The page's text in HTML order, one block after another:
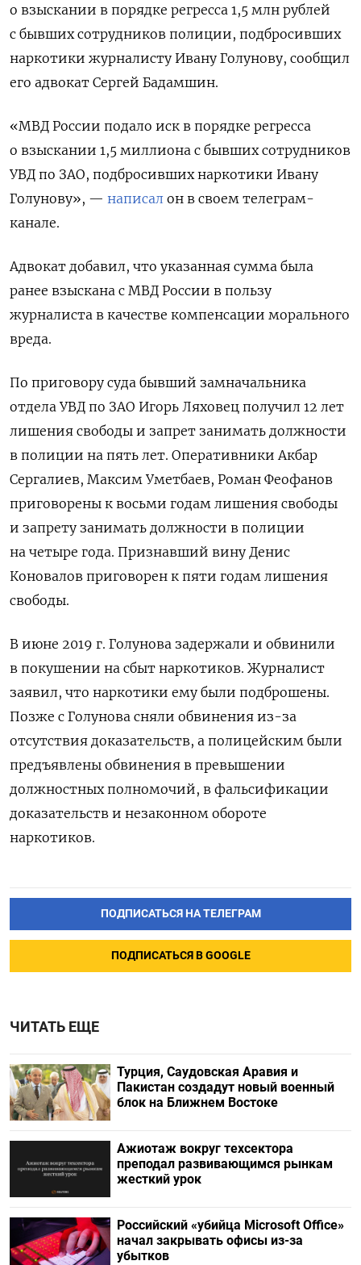
о взыскании в порядке регресса 1,5 млн рублей
с бывших сотрудников полиции, подбросивших
наркотики журналисту Ивану Голунову, сообщил
его адвокат Сергей Бадамшин.
«МВД России подало иск в порядке регресса
о взыскании 1,5 миллиона с бывших сотрудников
УВД по ЗАО, подбросивших наркотики Ивану
Голунову», — написал он в своем телеграм-
канале.
Адвокат добавил, что указанная сумма была
ранее взыскана с МВД России в пользу
журналиста в качестве компенсации морального
вреда.
По приговору суда бывший замначальника
отдела УВД по ЗАО Игорь Ляховец получил 12 лет
лишения свободы и запрет занимать должности
в полиции на пять лет. Оперативники Акбар
Сергалиев, Максим Уметбаев, Роман Феофанов
приговорены к восьми годам лишения свободы
и запрету занимать должности в полиции
на четыре года. Признавший вину Денис
Коновалов приговорен к пяти годам лишения
свободы.
В июне 2019 г. Голунова задержали и обвинили
в покушении на сбыт наркотиков. Журналист
заявил, что наркотики ему были подброшены.
Позже с Голунова сняли обвинения из-за
отсутствия доказательств, а полицейским были
предъявлены обвинения в превышении
должностных полномочий, в фальсификации
доказательств и незаконном обороте
наркотиков.
ПОДПИСАТЬСЯ НА ТЕЛЕГРАМ
ПОДПИСАТЬСЯ В GOOGLE
ЧИТАТЬ ЕЩЕ
Турция, Саудовская Аравия и
Пакистан создадут новый военный
блок на Ближнем Востоке
Ажиотаж вокруг техсектора
преподал развивающимся рынкам
жесткий урок
Российский «убийца Microsoft Office»
начал закрывать офисы из-за
убытков